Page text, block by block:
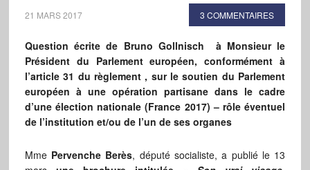
21 MARS 2017 3 COMMENTAIRES
Question écrite de Bruno Gollnisch à Monsieur le
Président du Parlement européen, conformément à
l’article 31 du règlement , sur le soutien du Parlement
européen à une opération partisane dans le cadre
d’une élection nationale (France 2017) – rôle éventuel
de l’institution et/ou de l’un de ses organes
Mme Pervenche Berès, député socialiste, a publié le 13